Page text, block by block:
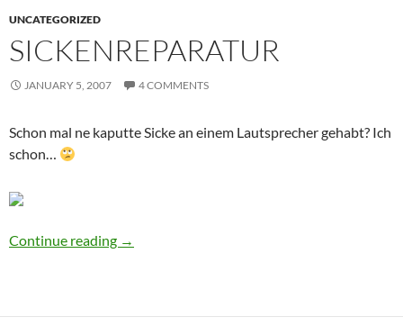
UNCATEGORIZED
SICKENREPARATUR
JANUARY 5, 2007 4 COMMENTS
Schon mal ne kaputte Sicke an einem Lautsprecher gehabt? Ich
schon…
Continue reading Sickenreparatur
→